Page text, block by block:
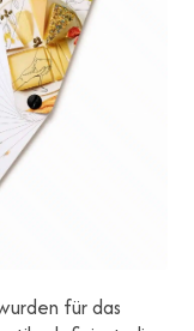
für das